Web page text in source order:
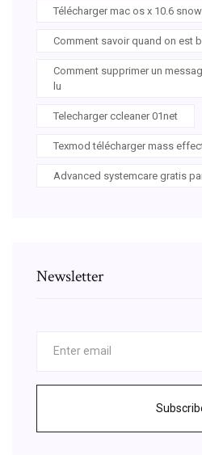
Télécharger mac os x 10.6
Comment savoir quand on est
Comment supprimer un
lu
Telecharger ccleaner 01net
Texmod télécharger mass
Advanced systemcare gratis
Newsletter